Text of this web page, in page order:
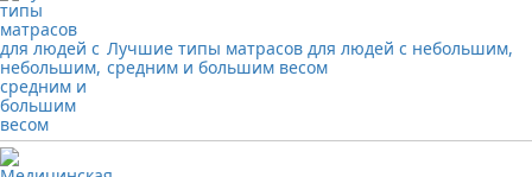
Лучшие типы матрасов для людей с небольшим,
средним и большим весом